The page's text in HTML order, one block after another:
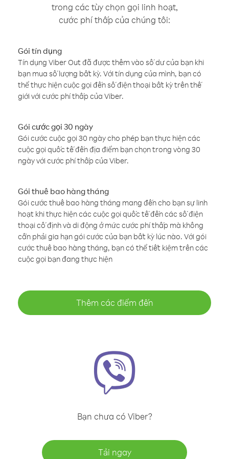
trong các tùy chọn gọi linh hoạt,
cước phí thấp của chúng tôi:
Gói tín dụng
Tín dụng Viber Out đã được thêm vào số dư của bạn khi
bạn mua số lượng bất kỳ. Với tín dụng của mình, bạn có
thể thực hiện cuộc gọi đến số điện thoại bất kỳ trên thế
giới với cước phí thấp của Viber.
Gói cước gọi 30 ngày
Gói cước cuộc gọi 30 ngày cho phép bạn thực hiện các
cuộc gọi quốc tế đến địa điểm bạn chọn trong vòng 30
ngày với cước phí thấp của Viber.
Gói thuê bao hàng tháng
Gói cước thuê bao hàng tháng mang đến cho bạn sự linh
hoạt khi thực hiện các cuộc gọi quốc tế đến các số điện
thoại cố định và di động ở mức cước phí thấp mà không
cần phải gia hạn gói cước của bạn bất kỳ lúc nào. Với gói
cước thuê bao hàng tháng, bạn có thể tiết kiệm trên các
cuộc gọi bạn đang thực hiện
Thêm các điểm đến
Bạn chưa có Viber?
Tải ngay